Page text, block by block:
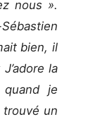
nous ».
bien, il
la
quand je
trouvé un